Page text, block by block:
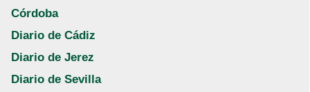
Córdoba
Diario de Cádiz
Diario de Jerez
Diario de Sevilla